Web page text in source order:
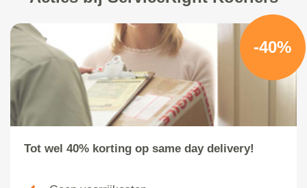
-40%
Tot wel 40% korting op same day delivery!